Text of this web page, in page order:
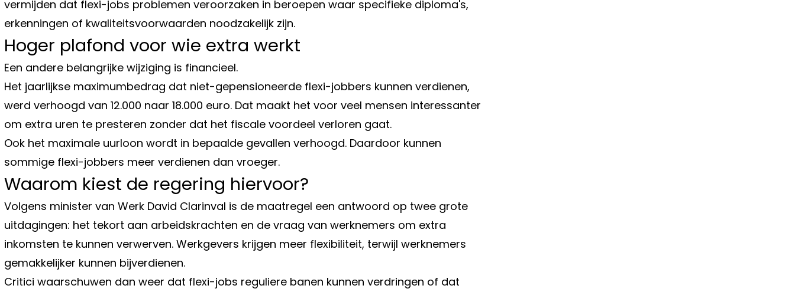
vermijden dat flexi-jobs problemen veroorzaken in beroepen waar specifieke diploma's,
erkenningen of kwaliteitsvoorwaarden noodzakelijk zijn.
Hoger plafond voor wie extra werkt
Een andere belangrijke wijziging is financieel.
Het jaarlijkse maximumbedrag dat niet-gepensioneerde flexi-jobbers kunnen verdienen,
werd verhoogd van 12.000 naar 18.000 euro. Dat maakt het voor veel mensen interessanter
om extra uren te presteren zonder dat het fiscale voordeel verloren gaat.
Ook het maximale uurloon wordt in bepaalde gevallen verhoogd. Daardoor kunnen
sommige flexi-jobbers meer verdienen dan vroeger.
Waarom kiest de regering hiervoor?
Volgens minister van Werk David Clarinval is de maatregel een antwoord op twee grote
uitdagingen: het tekort aan arbeidskrachten en de vraag van werknemers om extra
inkomsten te kunnen verwerven. Werkgevers krijgen meer flexibiliteit, terwijl werknemers
gemakkelijker kunnen bijverdienen.
Critici waarschuwen dan weer dat flexi-jobs reguliere banen kunnen verdringen of dat